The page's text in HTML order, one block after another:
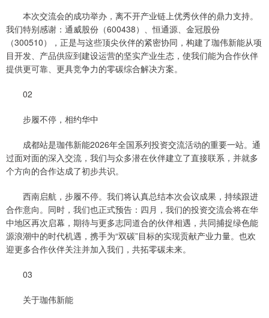
本次交流会的成功举办，离不开产业链上优秀伙伴的鼎力支持。
我们特别感谢：通威股份（600438）、恒通源、金冠股份
（300510），正是与这些顶尖伙伴的紧密协同，构建了珈伟新能从项
目开发、产品供应到建设运营的坚实产业生态，使我们能为合作伙伴
提供更可靠、更具竞争力的零碳综合解决方案。
02
步履不停，相约华中
成都站是珈伟新能2026年全国系列投资交流活动的重要一站。通
过面对面的深入交流，我们与众多潜在伙伴建立了直接联系，并就多
个方向的合作达成了初步共识。
西南启航，步履不停。我们将认真总结本次会议成果，持续跟进
合作意向。同时，我们也正式预告：四月，我们的投资交流会将在华
中地区再次启幕，期待与更多志同道合的伙伴相遇，共同捕捉绿色能
源浪潮中的时代机遇，携手为“双碳”目标的实现贡献产业力量。也欢
迎更多合作伙伴关注并加入我们，共拓零碳未来。
03
关于珈伟新能